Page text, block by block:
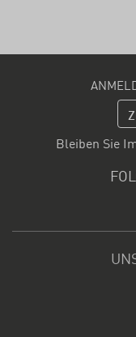
Bleiben Sie